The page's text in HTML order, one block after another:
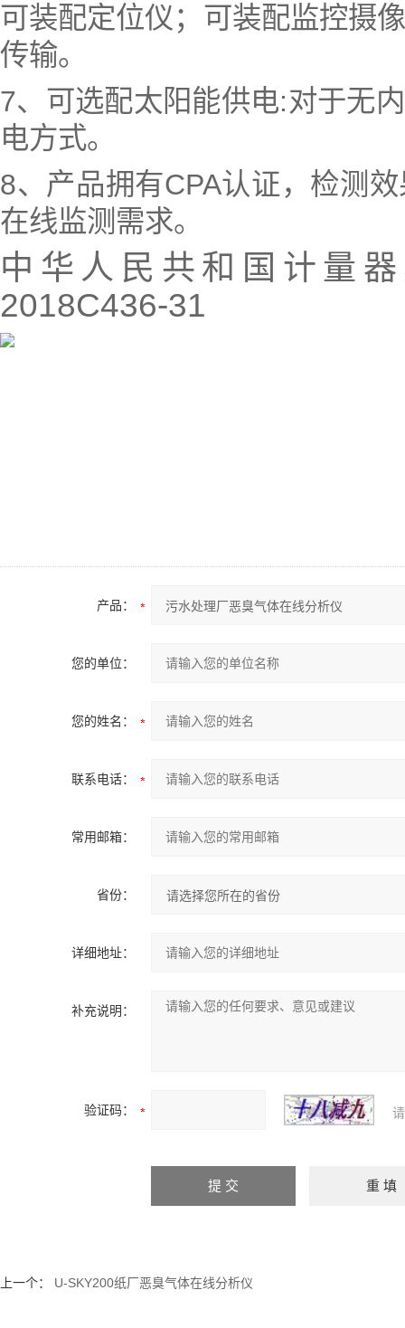
可装配定位仪；可装配监控摄
传输。
7、可选配太阳能供电:对于无
电方式。
8、产品拥有CPA认证，检测
在线监测需求。
中华人民共和国计量
2018C436-31
产品：
您的单位：
您的姓名：
联系电话：
常用邮箱：
省份：
详细地址：
补充说明：
验证码：
上一个： U-SKY200纸厂恶臭气体在线分析仪